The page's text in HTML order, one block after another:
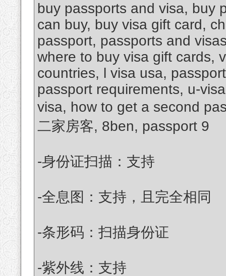
buy passports and visa, buy
can buy, buy visa gift card,
passport, passports and
where to buy visa gift cards,
countries, l visa usa,
passport requirements, u-
visa, how to get a second
二家房客, 8ben, passport 9
-身份证扫描：支持
-全息图：支持，且完全相同
-条形码：扫描身份证
-紫外线：支持